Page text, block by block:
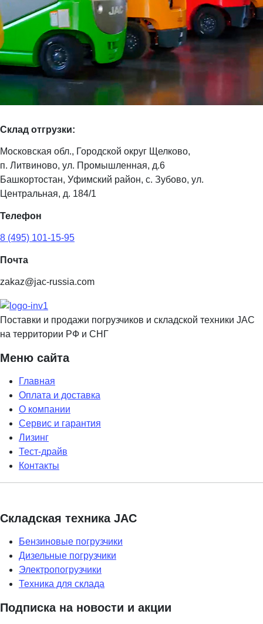
Склад отгрузки:
Московская обл., Городской округ Щелково,
п. Литвиново, ул. Промышленная, д.6
Башкортостан, Уфимский район, с. Зубово, ул.
Центральная, д. 184/1
Телефон
8 (495) 101-15-95
Почта
zakaz@jac-russia.com
Поставки и продажи погрузчиков и складской техники JAC
на территории РФ и СНГ
Меню сайта
Главная
Оплата и доставка
О компании
Сервис и гарантия
Лизинг
Тест-драйв
Контакты
Складская техника JAC
Бензиновые погрузчики
Дизельные погрузчики
Электропогрузчики
Техника для склада
Подписка на новости и акции